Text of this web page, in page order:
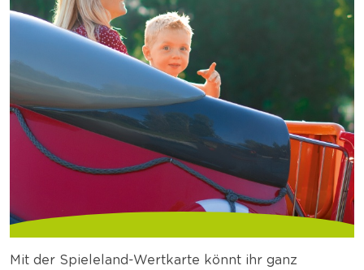
Mit der Spieleland-Wertkarte könnt ihr ganz